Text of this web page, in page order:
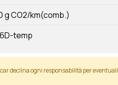
g CO2/km(comb.)
temp
declina ogni responsabilità per